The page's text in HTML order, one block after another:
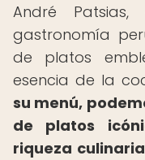
André
gastronomía
de platos
esencia de la
su menú,
de platos
riqueza